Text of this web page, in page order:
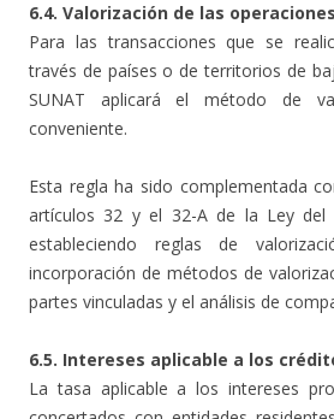
6.4. Valorización de las operaciones
Para las transacciones que se
través de países o de territorios de
SUNAT aplicará el método de
conveniente.
Esta regla ha sido complementada
artículos 32 y el 32-A de la Ley del
estableciendo reglas de
incorporación de métodos de
partes vinculadas y el análisis de
6.5. Intereses aplicable a los
La tasa aplicable a los intereses